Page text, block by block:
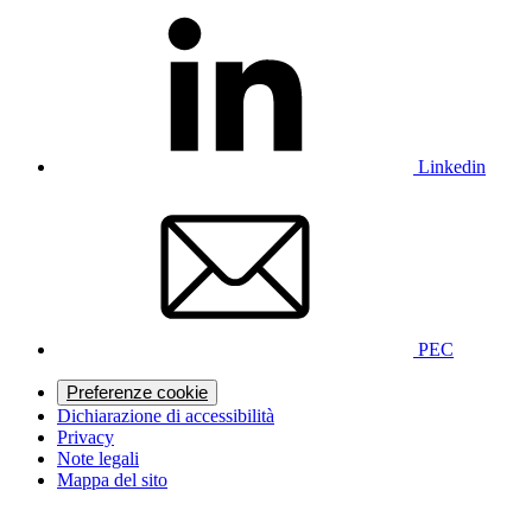
Linkedin
PEC
Preferenze cookie
Dichiarazione di accessibilità
Privacy
Note legali
Mappa del sito